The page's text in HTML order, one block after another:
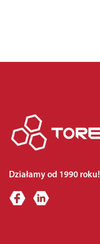
Działamy od 1990 roku!